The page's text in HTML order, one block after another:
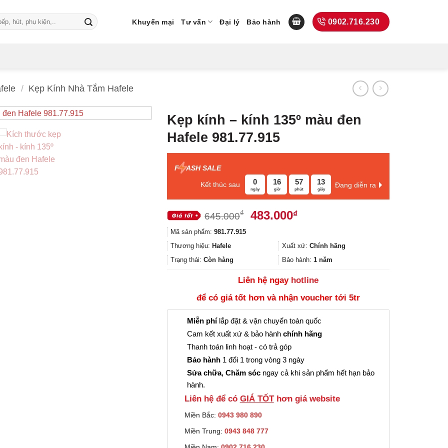
Khuyến mại Tư vấn Đại lý Bảo hành 0902.716.230
/ Kẹp Kính Nhà Tắm Hafele
Kẹp kính – kính 135º màu đen
Hafele 981.77.915
F ASH SALE
Kết thúc sau 0
ngày
16
giờ
57
phút
12
giây
Đang diễn ra
645.000₫
Giá
645.000₫.
483.000₫Giá
là:
483.000₫.
Mã sản phẩm: 981.77.915
Thương hiệu: Hafele Xuất xứ: Chính hãng
Trạng thái: Còn hàng Bảo hành: 1 năm
Liên hệ ngay hotline
để có giá tốt hơn và nhận voucher tới 5tr
Miễn phílắp đặt & vận chuyển toàn quốc
Cam kết xuất xứ & bảo hành chính hãng
Thanh toán linh hoạt - có trả góp
Bảo hành 1 đổi 1 trong vòng 3 ngày
Sửa chữa, Chăm sóc ngay cả khi sản phẩm hết hạn bảo
hành.
Liên hệ để có GIÁ TỐThơn giá website
Miền Bắc: 0943 980 890
Miền Trung: 0943 848 777